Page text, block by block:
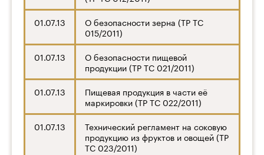
01.07.13
О безопасности зерна (ТР ТС
015/2011)
01.07.13
О безопасности пищевой
продукции (ТР ТС 021/2011)
01.07.13
Пищевая продукция в части её
маркировки (ТР ТС 022/2011)
01.07.13
Технический регламент на соковую
продукцию из фруктов и овощей (ТР
ТС 023/2011)